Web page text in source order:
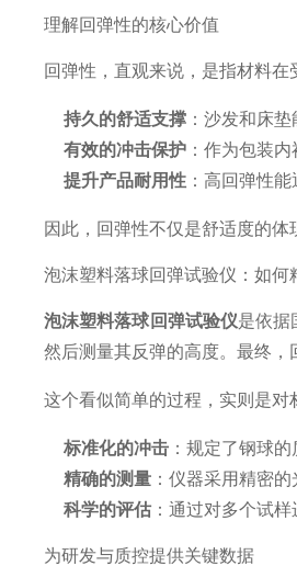
理解回弹性的核心价值
回弹性，直观来说，是指材料
持久的舒适支撑 ：沙发和床
有效的冲击保护 ：作为包装
提升产品耐用性 ：高回弹性
因此，回弹性不仅是舒适度的体
泡沫塑料落球回弹试验仪：如何
泡沫塑料落球回弹试验仪是依据
然后测量其反弹的高度。最终，
这个看似简单的过程，实则是对
标准化的冲击 ：规定了钢球
精确的测量 ：仪器采用精密
科学的评估 ：通过对多个试
为研发与质控提供关键数据